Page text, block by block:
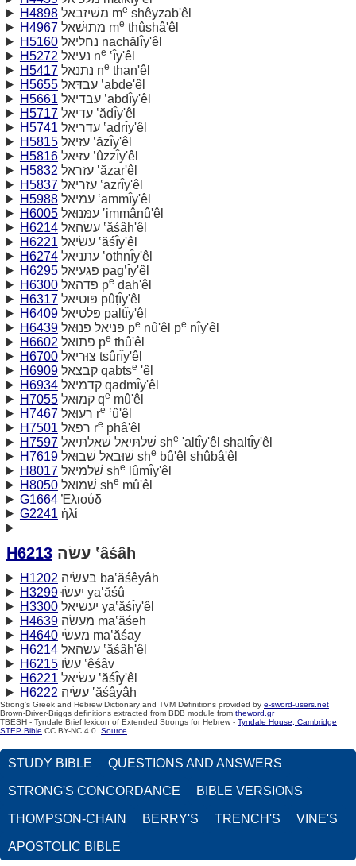
H4898
משׁיזבאל me shêyzab'êl
H4967
מתוּשׁאל me thûshâ'êl
H5160
נחליאל nachălı̂y'êl
H5272
נעיאל ne ‛ı̂y'êl
H5417
נתנאל ne than'êl
H5655
עבדּאל ‛abde'êl
H5661
עבדיאל ‛abdı̂y'êl
H5717
עדיאל ‛ădı̂y'êl
H5741
עדריאל ‛adrı̂y'êl
H5815
עזיאל ‛ăzı̂y'êl
H5816
עזּיאל ‛ûzzı̂y'êl
H5832
עזראל ‛ăzar'êl
H5837
עזריאל ‛azrı̂y'êl
H5988
עמּיאל ‛ammı̂y'êl
H6005
עמּנוּאל ‛immânû'êl
H6214
עשׂהאל ‛ăśâh'êl
H6221
עשׂיאל ‛ăśı̂y'êl
H6274
עתניאל ‛othnı̂y'êl
H6295
פּגעיאל pag‛ı̂y'êl
H6300
פּדהאל pe dah'êl
H6317
פּוּטיאל pûṭı̂y'êl
H6409
פּלטיאל palṭı̂y'êl
H6439
פּניאל פּנוּאל pe nû'êl pe nı̂y'êl
H6602
פּתוּאל pe thû'êl
H6700
צוּריאל tsûrı̂y'êl
H6909
קבצאל qabtse 'êl
H6934
קדמיאל qadmı̂y'êl
H7055
קמוּאל qe mû'êl
H7467
רעוּאל re ‛û'êl
H7501
רפאל re phâ'êl
H7597
שׁלתּיאל שׁאלתּיאל she 'altı̂y'êl shaltı̂y'êl
H7619
שׁוּבאל שׁבוּאל she bû'êl shûbâ'êl
H8017
שׁלמיאל she
lûmı̂y'êl
H8050
שׁמוּאל she mû'êl
G1664Ἐλιούδ
G2241 ἠλί
H6213 עשׂה ‛âśâh
H1202
בּעשׂיה ba‛ăśêyâh
H3299
יעשׂוּ ya‛ăśû
H3300
יעשׂיאל ya‛ăśı̂y'êl
H4639
מעשׂה ma‛ăśeh
H4640
מעשׂי ma‛ăśay
H6214
עשׂהאל ‛ăśâh'êl
H6215
עשׂו ‛êśâv
H6221
עשׂיאל ‛ăśı̂y'êl
H6222
עשׂיה ‛ăśâyâh
Strong's Greek and Hebrew Dictionary and TVM Definitions provided by e-sword-users.net
Brown-Driver-Briggs definitions extracted from BDB module from theword.gr
TBESH - Tyndale Brief lexicon of Extended Strongs for Hebrew - Tyndale House, Cambridge
STEP Bible CC BY-NC 4.0. Source
STUDY BIBLE QUESTIONS AND ANSWERS
STRONG'S CONCORDANCE BIBLE VERSIONS
THOMPSON-CHAIN BERRY'S TRENCH'S VINE'S
APOSTOLIC BIBLE